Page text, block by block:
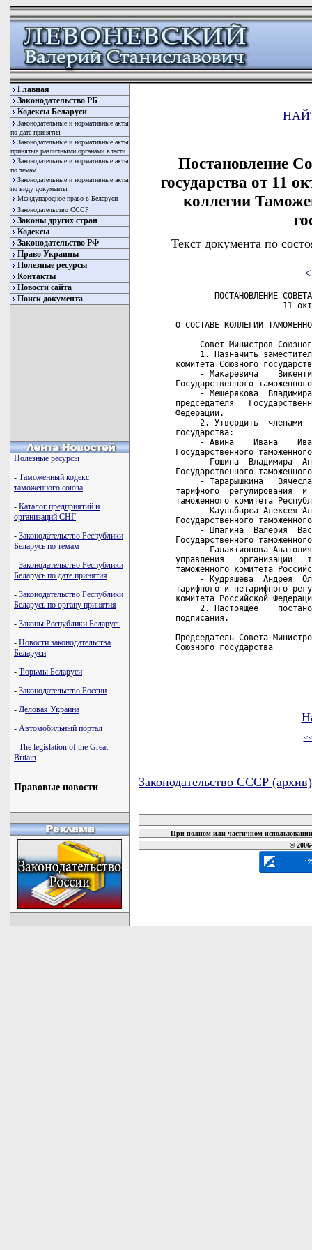
Главная
Законодательство РБ
Кодексы Беларуси
Законодательные и нормативные акты
по дате принятия
Законодательные и нормативные акты
принятые различными органами власти
Законодательные и нормативные акты
по темам
Законодательные и нормативные акты
по виду документы
Международное право в Беларуси
Законодательство СССР
Законы других стран
Кодексы
Законодательство РФ
Право Украины
Полезные ресурсы
Контакты
Новости сайта
Поиск документа
Полезные ресурсы
- Таможенный кодекс
таможенного союза
- Каталог предприятий и
организаций СНГ
- Законодательство Республики
Беларусь по темам
- Законодательство Республики
Беларусь по дате принятия
- Законодательство Республики
Беларусь по органу принятия
- Законы Республики Беларусь
- Новости законодательства
Беларуси
- Тюрьмы Беларуси
- Законодательство России
- Деловая Украина
- Автомобильный портал
- The legislation of the Great
Britain
Правовые новости
Постановление
государства от 11
коллегии
Текст документа по
ПОСТАНОВЛЕНИЕ
11
О СОСТАВЕ КОЛЛЕГИИ
Совет Министров
1. Назначить
комитета Союзного
- Макаревича
Государственного
- Мещерякова
председателя
Федерации.
2. Утвердить  членами
государства:
- Авина    Ивана
Государственного
- Гошина  Владимира
Государственного
- Тарарышкина
тарифного  регулирования
таможенного комитета
- Каульбарса Алексея
Государственного
- Шпагина  Валерия
Государственного
- Галактионова
управления   организации
таможенного комитета
- Кудряшева  Андрея
тарифного и нетарифного
комитета Российской
2. Настоящее
подписания.
Председатель Совета
Союзного
Законодательство СССР (архив)
При полном или частичном
©